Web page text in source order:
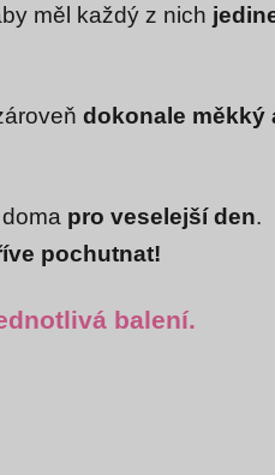
měl každý z nich
dokonale měkký
pro veselejší den.
pochutnat!
balení.